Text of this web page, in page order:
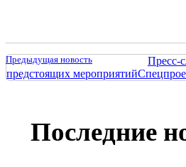
Предыдущая новость Пресс-
предстоящих мероприятий
Последние